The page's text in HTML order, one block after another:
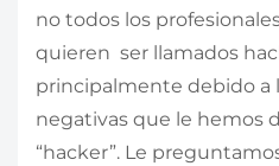
no todos los
quieren ser llamados
principalmente debido a
negativas que le hemos
“hacker”. Le